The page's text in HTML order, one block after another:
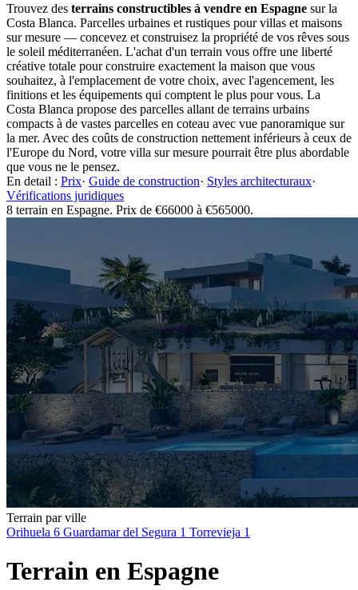
Trouvez des terrains constructibles à vendre en Espagne sur la
Costa Blanca. Parcelles urbaines et rustiques pour villas et maisons
sur mesure — concevez et construisez la propriété de vos rêves sous
le soleil méditerranéen. L'achat d'un terrain vous offre une liberté
créative totale pour construire exactement la maison que vous
souhaitez, à l'emplacement de votre choix, avec l'agencement, les
finitions et les équipements qui comptent le plus pour vous. La
Costa Blanca propose des parcelles allant de terrains urbains
compacts à de vastes parcelles en coteau avec vue panoramique sur
la mer. Avec des coûts de construction nettement inférieurs à ceux de
l'Europe du Nord, votre villa sur mesure pourrait être plus abordable
que vous ne le pensez.
En detail : Prix· Guide de construction· Styles architecturaux·
Vérifications juridiques
8 terrain en Espagne. Prix de €66000 à €565000.
Terrain par ville
Orihuela 6 Guardamar del Segura 1 Torrevieja 1
Terrain en Espagne